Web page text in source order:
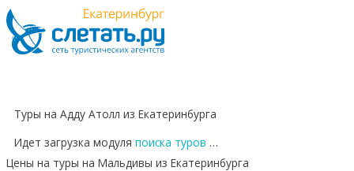
Туры на Адду Атолл из Екатеринбурга
Идет загрузка модуля поиска туров …
Цены на туры на Мальдивы из Екатеринбурга